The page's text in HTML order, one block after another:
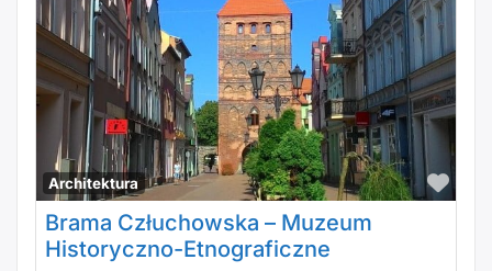
Architektura
Brama Człuchowska – Muzeum
Historyczno-Etnograficzne